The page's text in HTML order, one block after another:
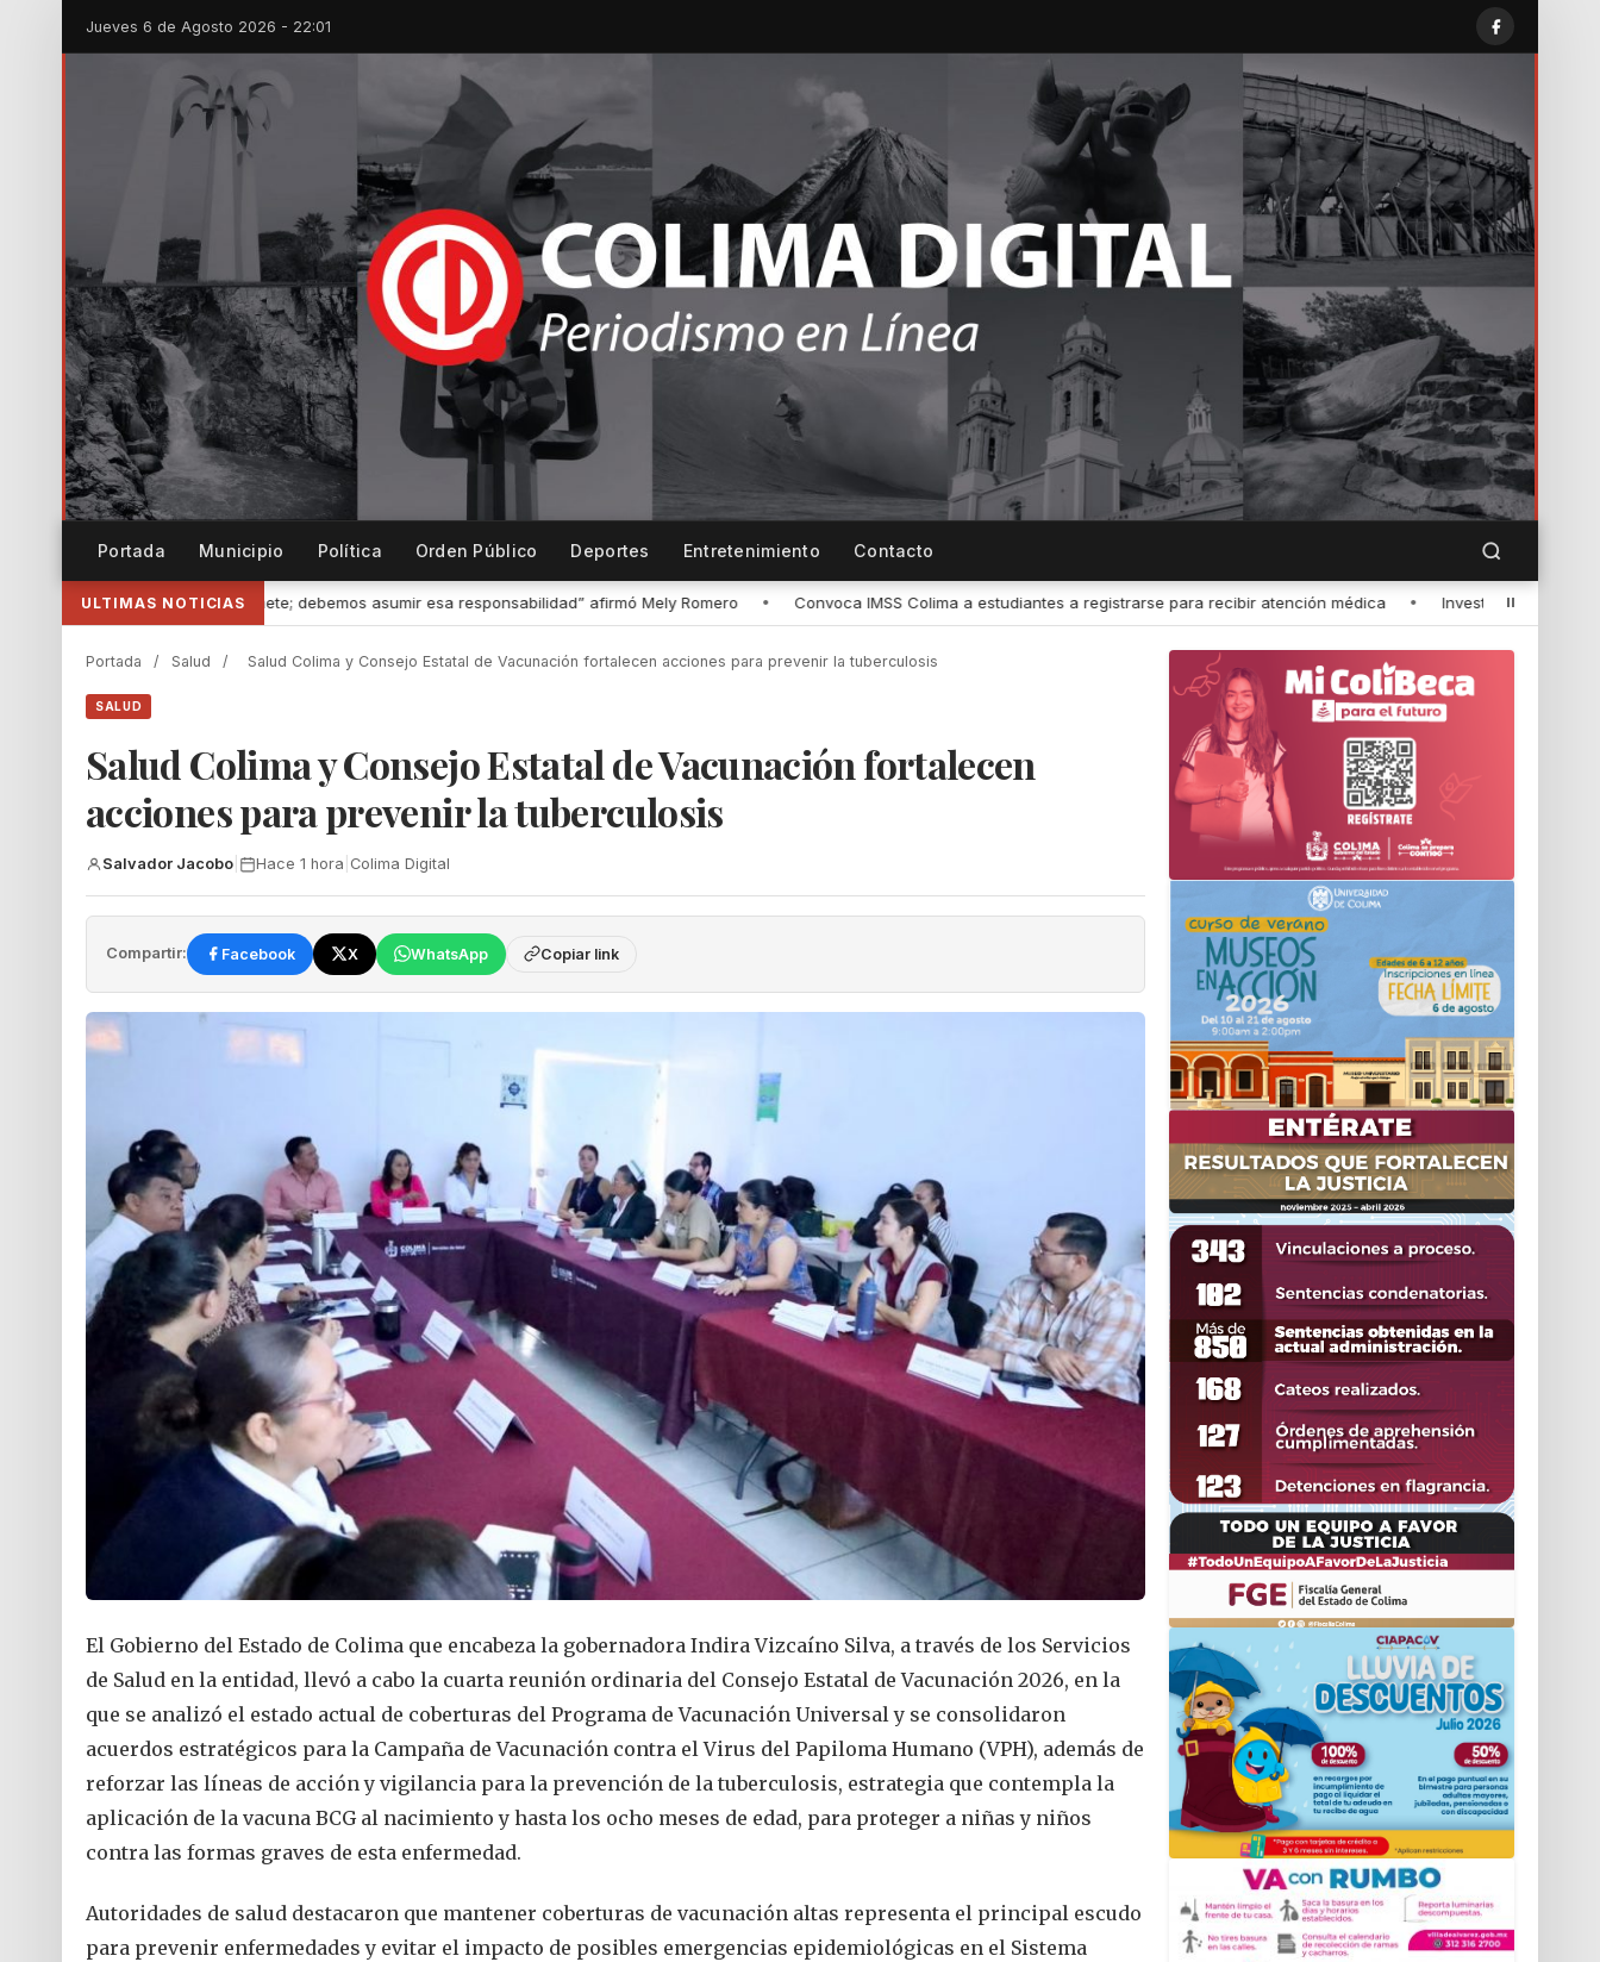
Jueves 6 de Agosto 2026 - 22:01
Portada Municipio Política Orden Público Deportes Entretenimiento Contacto
ULTIMAS NOTICIAS
asumir esa responsabilidad” afirmó Mely Romero • Convoca IMSS Colima a estudiantes a registrarse para recibir atención médica • Investigador de la UdeC representará a México en seminario
Portada / Salud / Salud Colima y Consejo Estatal de Vacunación fortalecen acciones para prevenir la tuberculosis
SALUD
Salud Colima y Consejo Estatal de Vacunación fortalecen
acciones para prevenir la tuberculosis
Salvador Jacobo Hace 1 hora Colima Digital
Compartir: Facebook X WhatsApp Copiar link
El Gobierno del Estado de Colima que encabeza la gobernadora Indira Vizcaíno Silva, a través de los Servicios
de Salud en la entidad, llevó a cabo la cuarta reunión ordinaria del Consejo Estatal de Vacunación 2026, en la
que se analizó el estado actual de coberturas del Programa de Vacunación Universal y se consolidaron
acuerdos estratégicos para la Campaña de Vacunación contra el Virus del Papiloma Humano (VPH), además de
reforzar las líneas de acción y vigilancia para la prevención de la tuberculosis, estrategia que contempla la
aplicación de la vacuna BCG al nacimiento y hasta los ocho meses de edad, para proteger a niñas y niños
contra las formas graves de esta enfermedad.
Autoridades de salud destacaron que mantener coberturas de vacunación altas representa el principal escudo
para prevenir enfermedades y evitar el impacto de posibles emergencias epidemiológicas en el Sistema